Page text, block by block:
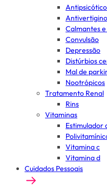
Calmantes
Convulsão
Depressão
Distúrbios
Mal de
Nootrópicos
Tratamento Renal
Rins
Vitaminas
Estimulador
Vitamina c
Vitamina d
Cuidados Pessoais